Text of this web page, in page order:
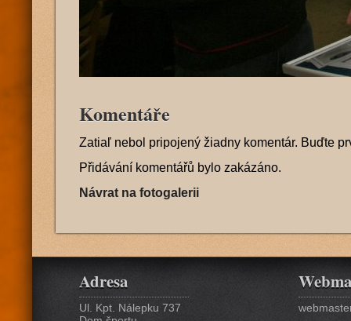
Komentáře
Zatiaľ nebol pripojený žiadny komentár. Buďte
Přidávání komentářů bylo zakázáno.
Návrat na fotogalerii
Adresa
Ul. Kpt. Nálepku 737